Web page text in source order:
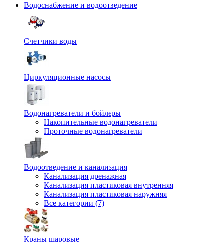
Водоснабжение и водоотведение
Счетчики воды
Циркуляционные насосы
Водонагреватели и бойлеры
Накопительные водонагреватели
Проточные водонагреватели
Водоотведение и канализация
Канализация дренажная
Канализация пластиковая внутренняя
Канализация пластиковая наружняя
Все категории (7)
Краны шаровые